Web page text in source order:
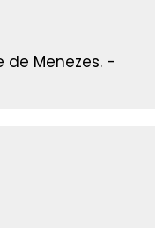
de Menezes. -